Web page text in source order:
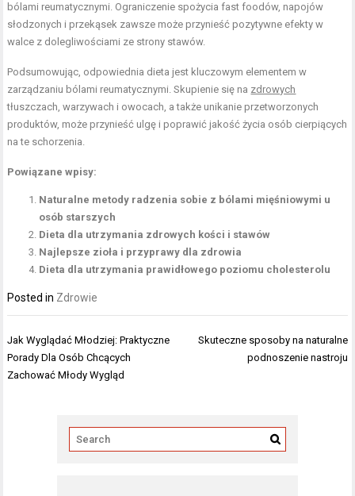
bólami reumatycznymi. Ograniczenie spożycia fast foodów, napojów
słodzonych i przekąsek zawsze może przynieść pozytywne efekty w
walce z dolegliwościami ze strony stawów.
Podsumowując, odpowiednia dieta jest kluczowym elementem w
zarządzaniu bólami reumatycznymi. Skupienie się na zdrowych
tłuszczach, warzywach i owocach, a także unikanie przetworzonych
produktów, może przynieść ulgę i poprawić jakość życia osób cierpiących
na te schorzenia.
Powiązane wpisy:
Naturalne metody radzenia sobie z bólami mięśniowymi u
osób starszych
Dieta dla utrzymania zdrowych kości i stawów
Najlepsze zioła i przyprawy dla zdrowia
Dieta dla utrzymania prawidłowego poziomu cholesterolu
Posted in Zdrowie
Nawigacja
wpisu
Jak Wyglądać Młodziej: Praktyczne
Porady Dla Osób Chcących
Zachować Młody Wygląd
Skuteczne sposoby na naturalne
podnoszenie nastroju